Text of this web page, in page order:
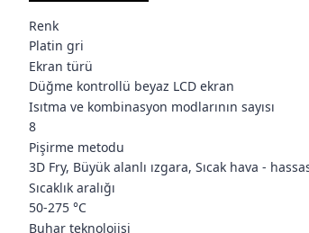
Renk
Platin gri
Ekran türü
Düğme kontrollü beyaz LCD ekran
Isıtma ve kombinasyon modlarının sayısı
8
Pişirme metodu
3D Fry, Büyük alanlı ızgara, Sıcak hava -
Sıcaklık aralığı
50-275 °C
Buhar teknolojisi